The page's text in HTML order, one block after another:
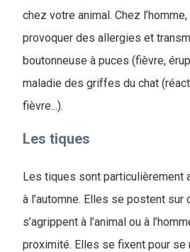
chez votre animal. Chez
provoquer des allergies et
boutonneuse à puces (fièvre,
maladie des griffes du chat
fièvre...).
Les tiques
Les tiques sont particulièrement
à l’automne. Elles se postent
s’agrippent à l’animal ou à
proximité. Elles se fixent pour se